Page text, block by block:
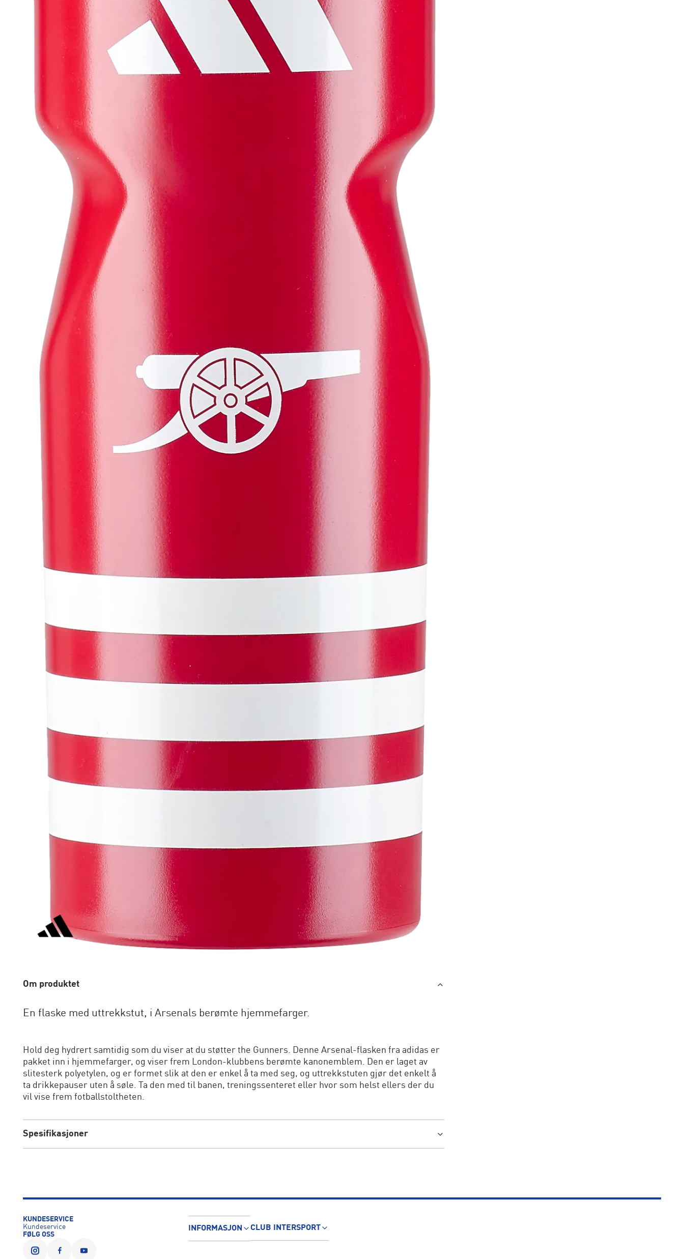
Om produktet
En flaske med uttrekkstut, i Arsenals berømte hjemmefarger.
Hold deg hydrert samtidig som du viser at du støtter the Gunners. Denne Arsenal-flasken fra adidas er
pakket inn i hjemmefarger, og viser frem London-klubbens berømte kanonemblem. Den er laget av
slitesterk polyetylen, og er formet slik at den er enkel å ta med seg, og uttrekkstuten gjør det enkelt å
ta drikkepauser uten å søle. Ta den med til banen, treningssenteret eller hvor som helst ellers der du
vil vise frem fotballstoltheten.
Spesifikasjoner
KUNDESERVICE
Kundeservice
FØLG OSS
INFORMASJON CLUB INTERSPORT